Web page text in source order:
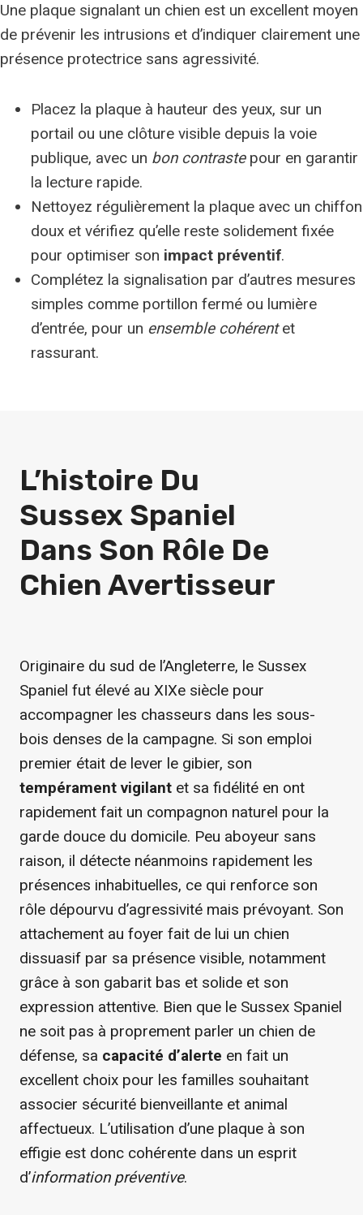
Une plaque signalant un chien est un excellent moyen
de prévenir les intrusions et d’indiquer clairement une
présence protectrice sans agressivité.
Placez la plaque à hauteur des yeux, sur un
portail ou une clôture visible depuis la voie
publique, avec un bon contrastepour en garantir
la lecture rapide.
Nettoyez régulièrement la plaque avec un chiffon
doux et vérifiez qu’elle reste solidement fixée
pour optimiser son impact préventif.
Complétez la signalisation par d’autres mesures
simples comme portillon fermé ou lumière
d’entrée, pour un ensemble cohérentet
rassurant.
L’histoire Du
Sussex Spaniel
Dans Son Rôle De
Chien Avertisseur
Originaire du sud de l’Angleterre, le Sussex
Spaniel fut élevé au XIXe siècle pour
accompagner les chasseurs dans les sous-
bois denses de la campagne. Si son emploi
premier était de lever le gibier, son
tempérament vigilant et sa fidélité en ont
rapidement fait un compagnon naturel pour la
garde douce du domicile. Peu aboyeur sans
raison, il détecte néanmoins rapidement les
présences inhabituelles, ce qui renforce son
rôle dépourvu d’agressivité mais prévoyant. Son
attachement au foyer fait de lui un chien
dissuasif par sa présence visible, notamment
grâce à son gabarit bas et solide et son
expression attentive. Bien que le Sussex Spaniel
ne soit pas à proprement parler un chien de
défense, sa capacité d’alerte en fait un
excellent choix pour les familles souhaitant
associer sécurité bienveillante et animal
affectueux. L’utilisation d’une plaque à son
effigie est donc cohérente dans un esprit
d’information préventive.